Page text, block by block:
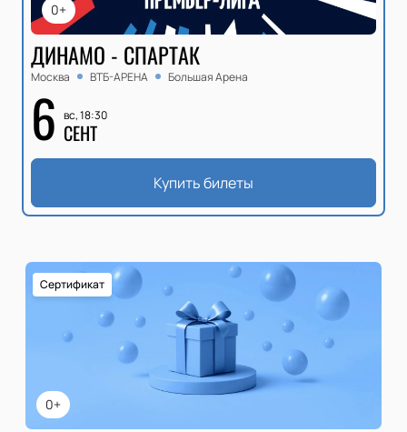
0+
ДИНАМО - СПАРТАК
Москва ВТБ-АРЕНА Большая Арена
6 вс, 18:30
СЕНТ
Купить билеты
0+
Сертификат